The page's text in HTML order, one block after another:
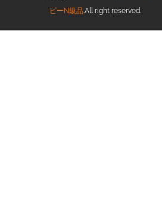
ピーN級品 .All right reserved.